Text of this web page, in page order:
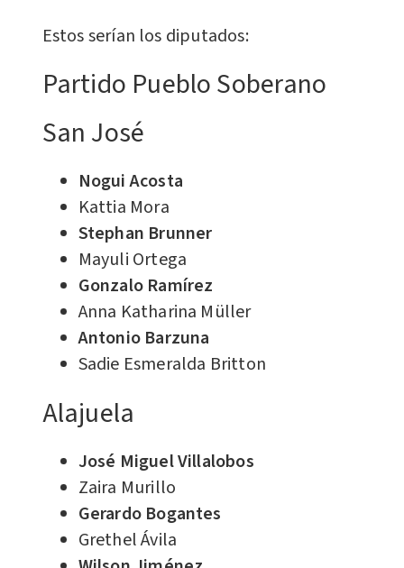
Estos serían los diputados:
Partido Pueblo Soberano
San José
Nogui Acosta
Kattia Mora
Stephan Brunner
Mayuli Ortega
Gonzalo Ramírez
Anna Katharina Müller
Antonio Barzuna
Sadie Esmeralda Britton
Alajuela
José Miguel Villalobos
Zaira Murillo
Gerardo Bogantes
Grethel Ávila